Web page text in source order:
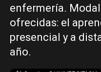
enfermería.
ofrecidas: el
presencial y a
año.